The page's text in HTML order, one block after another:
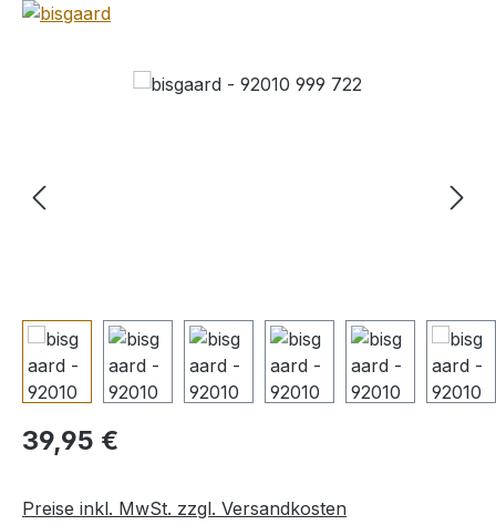
Bildergalerie überspringen
Regulärer Preis:
39,95 €
Preise inkl. MwSt. zzgl. Versandkosten